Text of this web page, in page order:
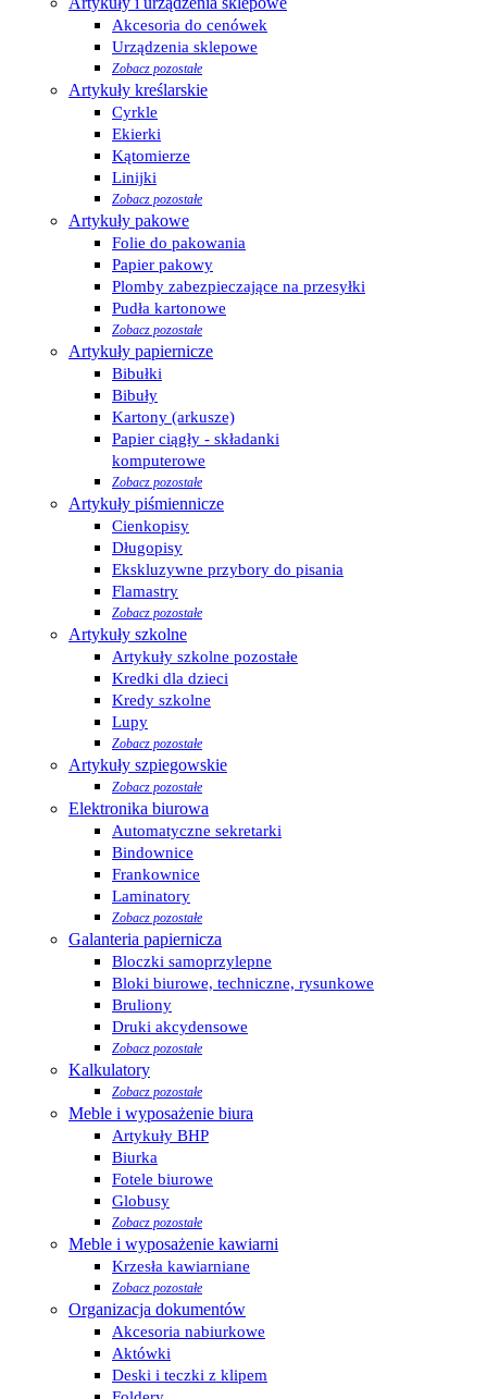
Akcesoria do cenówek
Urządzenia sklepowe
Zobacz pozostałe
Artykuły kreślarskie
Cyrkle
Ekierki
Kątomierze
Linijki
Zobacz pozostałe
Artykuły pakowe
Folie do pakowania
Papier pakowy
Plomby zabezpieczające na przesyłki
Pudła kartonowe
Zobacz pozostałe
Artykuły papiernicze
Bibułki
Bibuły
Kartony (arkusze)
Papier ciągły - składanki
komputerowe
Zobacz pozostałe
Artykuły piśmiennicze
Cienkopisy
Długopisy
Ekskluzywne przybory do pisania
Flamastry
Zobacz pozostałe
Artykuły szkolne
Artykuły szkolne pozostałe
Kredki dla dzieci
Kredy szkolne
Lupy
Zobacz pozostałe
Artykuły szpiegowskie
Zobacz pozostałe
Elektronika biurowa
Automatyczne sekretarki
Bindownice
Frankownice
Laminatory
Zobacz pozostałe
Galanteria papiernicza
Bloczki samoprzylepne
Bloki biurowe, techniczne, rysunkowe
Bruliony
Druki akcydensowe
Zobacz pozostałe
Kalkulatory
Zobacz pozostałe
Meble i wyposażenie biura
Artykuły BHP
Biurka
Fotele biurowe
Globusy
Zobacz pozostałe
Meble i wyposażenie kawiarni
Krzesła kawiarniane
Zobacz pozostałe
Organizacja dokumentów
Akcesoria nabiurkowe
Aktówki
Deski i teczki z klipem